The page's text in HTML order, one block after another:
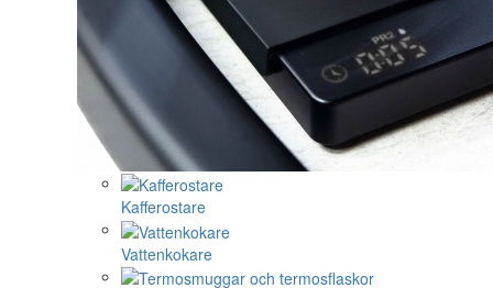
Kafferostare
Vattenkokare